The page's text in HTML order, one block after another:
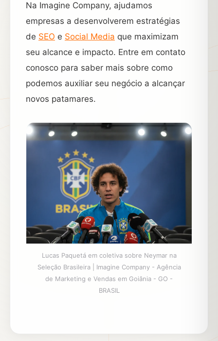
Na Imagine Company, ajudamos
empresas a desenvolverem estratégias
de SEO e Social Media que maximizam
seu alcance e impacto. Entre em contato
conosco para saber mais sobre como
podemos auxiliar seu negócio a alcançar
novos patamares.
Lucas Paquetá em coletiva sobre Neymar na
Seleção Brasileira | Imagine Company - Agência
de Marketing e Vendas em Goiânia - GO -
BRASIL